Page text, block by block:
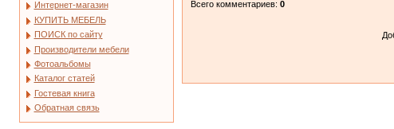
Интернет-магазин
КУПИТЬ МЕБЕЛЬ
ПОИСК по сайту
Производители мебели
Фотоальбомы
Каталог статей
Гостевая книга
Обратная связь
Всего комментариев: 0